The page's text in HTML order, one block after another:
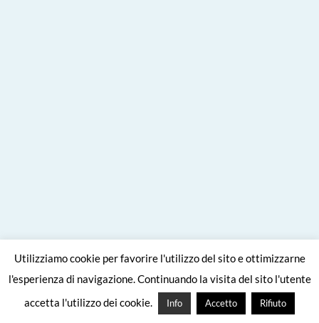
ARCHIVI
Utilizziamo cookie per favorire l'utilizzo del sito e ottimizzarne
l'esperienza di navigazione. Continuando la visita del sito l'utente
accetta l'utilizzo dei cookie.
Info Accetto Rifiuto